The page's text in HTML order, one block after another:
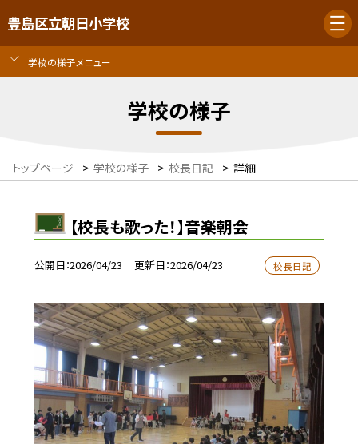
豊島区立朝日小学校
学校の様子メニュー
学校の様子
トップページ > 学校の様子 > 校長日記 > 詳細
【校長も歌った！】音楽朝会
公開日 2026/04/23 更新日 2026/04/23 校長日記